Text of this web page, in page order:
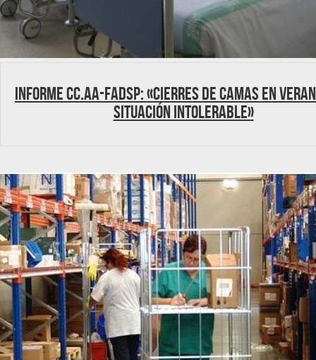
Informe CC.AA-FADSP: «Cierres de camas en
situación intolerable»